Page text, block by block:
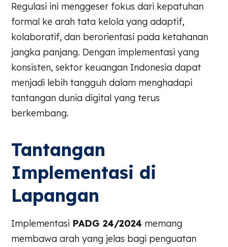
Regulasi ini menggeser fokus dari kepatuhan
formal ke arah tata kelola yang adaptif,
kolaboratif, dan berorientasi pada ketahanan
jangka panjang. Dengan implementasi yang
konsisten, sektor keuangan Indonesia dapat
menjadi lebih tangguh dalam menghadapi
tantangan dunia digital yang terus
berkembang.
Tantangan
Implementasi di
Lapangan
Implementasi PADG 24/2024 memang
membawa arah yang jelas bagi penguatan